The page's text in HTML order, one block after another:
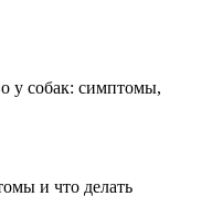
у собак: симптомы,
и что делать